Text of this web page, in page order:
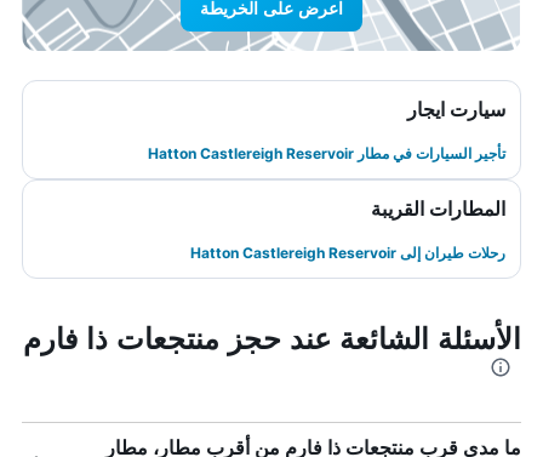
اعرض على الخريطة
سيارت ايجار
تأجير السيارات في مطار Hatton Castlereigh Reservoir
المطارات القريبة
رحلات طيران إلى Hatton Castlereigh Reservoir
الأسئلة الشائعة عند حجز منتجعات ذا فارم
ما مدى قرب منتجعات ذا فارم من أقرب مطار، مطار